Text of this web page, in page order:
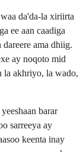
da'da-la xiriirta
ee aan caadiga
ama dhiig.
ay noqoto mid
la akhriyo, la wado,
barar
sarreeya ay
keenta inay